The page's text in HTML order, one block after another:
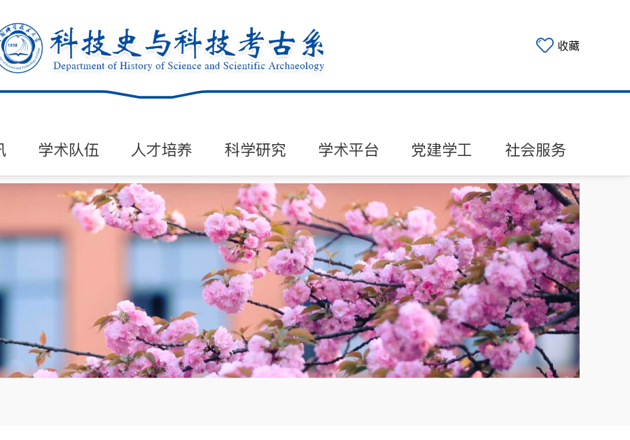
收藏
学术队伍 人才培养 科学研究 学术平台 党建学工 社会服务